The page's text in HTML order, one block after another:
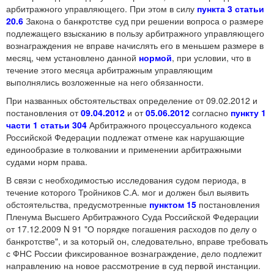
арбитражного управляющего. При этом в силу пункта 3 статьи
20.6 Закона о банкротстве суд при решении вопроса о размере
подлежащего взысканию в пользу арбитражного управляющего
вознаграждения не вправе начислять его в меньшем размере в
месяц, чем установлено данной нормой, при условии, что в
течение этого месяца арбитражным управляющим
выполнялись возложенные на него обязанности.
При названных обстоятельствах определение от 09.02.2012 и
постановления от09.04.2012 и от05.06.2012 согласно пункту 1
части 1 статьи 304 Арбитражного процессуального кодекса
Российской Федерации подлежат отмене как нарушающие
единообразие в толковании и применении арбитражными
судами норм права.
В связи с необходимостью исследования судом периода, в
течение которого Тройников С.А. мог и должен был выявить
обстоятельства, предусмотренные пунктом 15 постановления
Пленума Высшего Арбитражного Суда Российской Федерации
от 17.12.2009 N 91 "О порядке погашения расходов по делу о
банкротстве", и за который он, следовательно, вправе требовать
с ФНС России фиксированное вознаграждение, дело подлежит
направлению на новое рассмотрение в суд первой инстанции.